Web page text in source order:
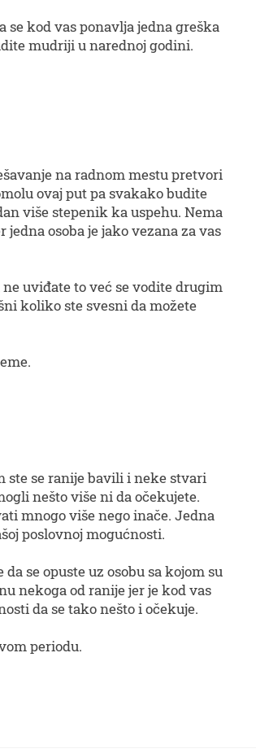
se kod vas ponavlja jedna greška
mudriji u narednoj godini.
na radnom mestu pretvori
ovaj put pa svakako budite
više stepenik ka uspehu. Nema
osoba je jako vezana za vas
uviđate to već se vodite drugim
koliko ste svesni da možete
ste se ranije bavili i neke stvari
nešto više ni da očekujete.
mnogo više nego inače. Jedna
poslovnoj mogućnosti.
se opuste uz osobu sa kojom su
nekoga od ranije jer je kod vas
da se tako nešto i očekuje.
periodu.